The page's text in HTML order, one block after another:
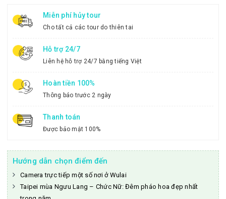
Miễn phí hủy tour
Cho tất cả các tour do thiên tai
Hỗ trợ 24/7
Liên hệ hỗ trợ 24/7 bằng tiếng Việt
Hoàn tiền 100%
Thông báo trước 2 ngày
Thanh toán
Được bảo mật 100%
Hướng dẫn chọn điểm đến
Camera trực tiếp một số nơi ở Wulai
Taipei mùa Ngưu Lang – Chức Nữ: Đêm pháo hoa đẹp nhất